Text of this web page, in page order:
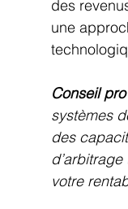
des
une
Conseil
systèmes
des
votre